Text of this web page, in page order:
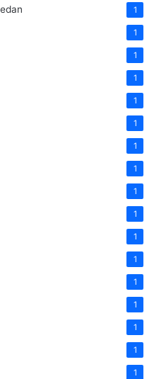
1
1
1
1
1
1
1
1
1
1
1
1
1
1
1
1
1